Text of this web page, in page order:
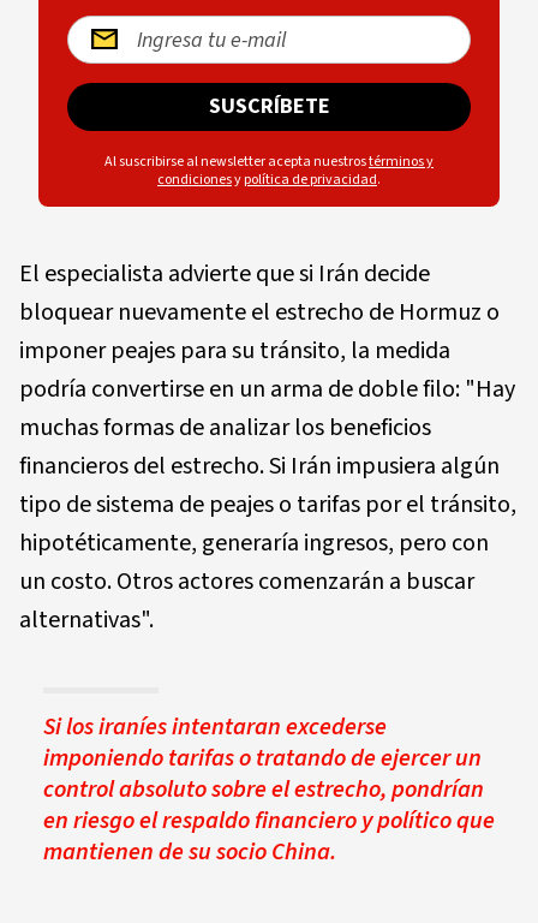
SUSCRÍBETE
Al suscribirse al newsletter acepta nuestrostérminos y
condicionesypolítica de privacidad.
El especialista advierte que si Irán decide
bloquear nuevamente el estrecho de Hormuz o
imponer peajes para su tránsito, la medida
podría convertirse en un arma de doble filo: "Hay
muchas formas de analizar los beneficios
financieros del estrecho. Si Irán impusiera algún
tipo de sistema de peajes o tarifas por el tránsito,
hipotéticamente, generaría ingresos, pero con
un costo. Otros actores comenzarán a buscar
alternativas".
Si los iraníes intentaran excederse
imponiendo tarifas o tratando de ejercer un
control absoluto sobre el estrecho, pondrían
en riesgo el respaldo financiero y político que
mantienen de su socio China.